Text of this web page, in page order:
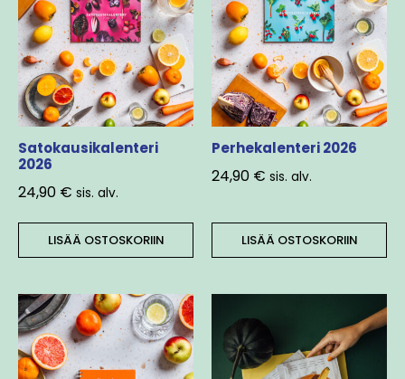
Satokausikalenteri
2026
24,90 € sis. alv.
LISÄÄ OSTOSKORIIN
Perhekalenteri 2026
24,90 € sis. alv.
LISÄÄ OSTOSKORIIN